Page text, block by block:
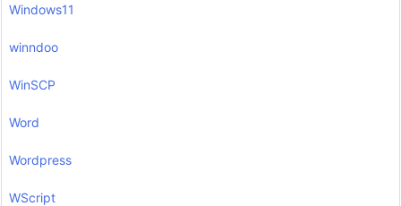
Windows11
winndoo
WinSCP
Word
Wordpress
WScript